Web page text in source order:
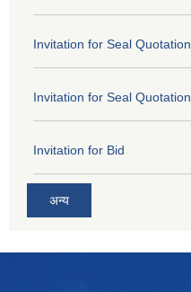
Invitation for Seal Quotation
Invitation for Seal Quotation
Invitation for Bid
अन्य